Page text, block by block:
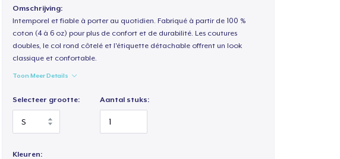
Omschrijving:
Intemporel et fiable à porter au quotidien. Fabriqué à partir de 100 %
coton (4 à 6 oz) pour plus de confort et de durabilité. Les coutures
doubles, le col rond côtelé et l'étiquette détachable offrent un look
classique et confortable.
Toon Meer Details
Selecteer grootte: Aantal stuks:
Kleuren: